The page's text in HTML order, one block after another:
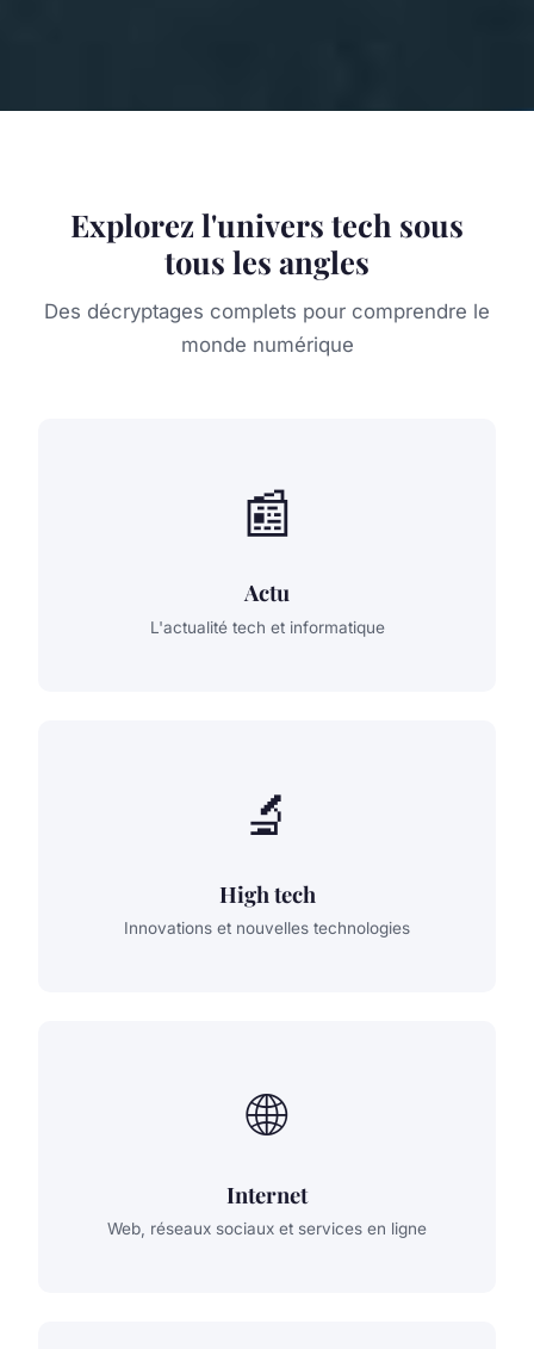
Explorez l'univers tech sous
tous les angles
Des décryptages complets pour comprendre le
monde numérique
📰
Actu
L'actualité tech et informatique
🔬
High tech
Innovations et nouvelles technologies
🌐
Internet
Web, réseaux sociaux et services en ligne